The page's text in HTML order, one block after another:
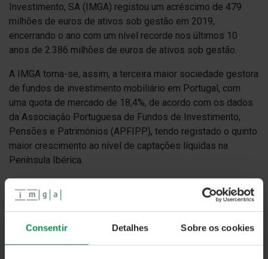
Consentir Detalhes Sobre os cookies
Investimento, SA (IMGA) registou um acréscimo de 479
milhões de euros de ativos sob gestão em 2019,
encerrando o ano com um nível recorde nos últimos 10
anos de 2.386 milhões de euros de ativos sob gestão.
A IMGA torna-se, assim, a terceira maior sociedade gestora
de fundos de investimento mobiliário em Portugal, com
uma quota de mercado de 18,4%, de acordo com os dados
da Associação Portuguesa de Fundos de Investimento,
Pensões e Patrimónios (APFIPP), tendo registado o quinto
maior crescimento ao nível de captações líquidas na
Península Ibérica.
apresentaram rendibilidades positivas em 2019, com
destaque para o IMGA Ações Portugal (rendibilidade de
14,14%, com um nível de risco 6), o CA Rendimento (2,80%,